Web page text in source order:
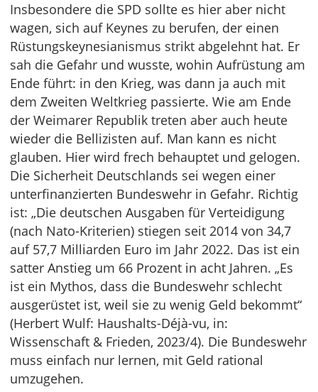
Insbesondere die SPD sollte es hier aber nicht
wagen, sich auf Keynes zu berufen, der einen
Rüstungskeynesianismus strikt abgelehnt hat. Er
sah die Gefahr und wusste, wohin Aufrüstung am
Ende führt: in den Krieg, was dann ja auch mit
dem Zweiten Weltkrieg passierte. Wie am Ende
der Weimarer Republik treten aber auch heute
wieder die Bellizisten auf. Man kann es nicht
glauben. Hier wird frech behauptet und gelogen.
Die Sicherheit Deutschlands sei wegen einer
unterfinanzierten Bundeswehr in Gefahr. Richtig
ist: „Die deutschen Ausgaben für Verteidigung
(nach Nato-Kriterien) stiegen seit 2014 von 34,7
auf 57,7 Milliarden Euro im Jahr 2022. Das ist ein
satter Anstieg um 66 Prozent in acht Jahren. „Es
ist ein Mythos, dass die Bundeswehr schlecht
ausgerüstet ist, weil sie zu wenig Geld bekommt“
(Herbert Wulf: Haushalts-Déjà-vu, in:
Wissenschaft & Frieden, 2023/4). Die Bundeswehr
muss einfach nur lernen, mit Geld rational
umzugehen.